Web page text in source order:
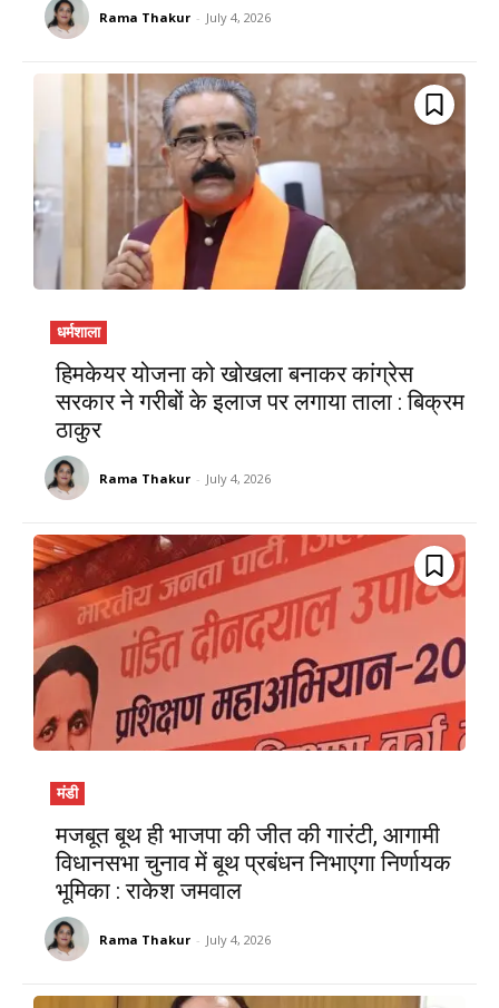
Rama Thakur - July 4, 2026
धर्मशाला
हिमकेयर योजना को खोखला बनाकर कांग्रेस
सरकार ने गरीबों के इलाज पर लगाया ताला : बिक्रम
ठाकुर
Rama Thakur - July 4, 2026
मंडी
मजबूत बूथ ही भाजपा की जीत की गारंटी, आगामी
विधानसभा चुनाव में बूथ प्रबंधन निभाएगा निर्णायक
भूमिका : राकेश जमवाल
Rama Thakur - July 4, 2026